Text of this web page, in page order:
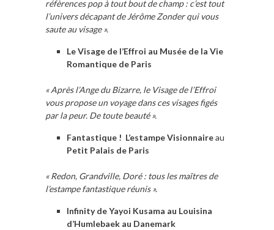
réfèrences pop à tout bout de champ : c’est tout
l’univers décapant de Jérôme Zonder qui vous
saute au visage ».
Le Visage de l’Effroi au Musée de la Vie
Romantique de Paris
« Après l’Ange du Bizarre, le Visage de l’Effroi
vous propose un voyage dans ces visages figés
par la peur. De toute beauté ».
Fantastique ! L’estampe Visionnaireau
Petit Palais de Paris
« Redon, Grandville, Doré : tous les maîtres de
l’estampe fantastique réunis ».
Infinity de Yayoi Kusama au Louisina
d’Humlebaek au Danemark